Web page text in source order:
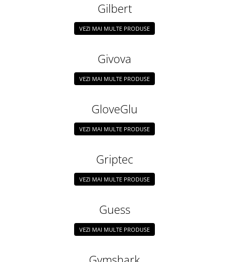
Gilbert
VEZI MAI MULTE PRODUSE
Givova
VEZI MAI MULTE PRODUSE
GloveGlu
VEZI MAI MULTE PRODUSE
Griptec
VEZI MAI MULTE PRODUSE
Guess
VEZI MAI MULTE PRODUSE